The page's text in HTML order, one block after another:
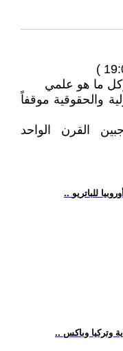
ما هو علمي
والحقوقية موقفاً
القرن الواحد
للباتريو
وتركيا وباكس